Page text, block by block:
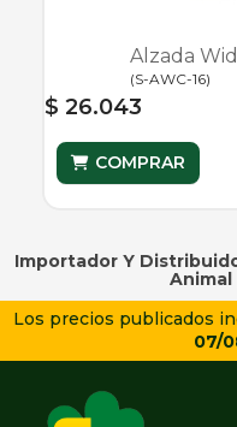
Alzada
(S-AWC-16)
$ 26.043
COMPRAR
Importador Y
Animal
Los precios publicados
07/